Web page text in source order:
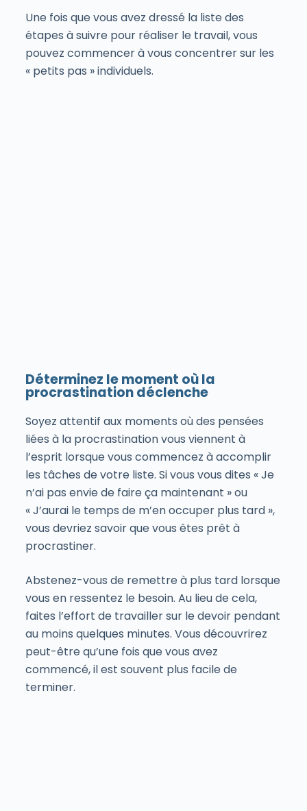
Une fois que vous avez dressé la liste des
étapes à suivre pour réaliser le travail, vous
pouvez commencer à vous concentrer sur les
« petits pas » individuels.
Déterminez le moment où la
procrastination déclenche
Soyez attentif aux moments où des pensées
liées à la procrastination vous viennent à
l’esprit lorsque vous commencez à accomplir
les tâches de votre liste. Si vous vous dites « Je
n’ai pas envie de faire ça maintenant » ou
« J’aurai le temps de m’en occuper plus tard »,
vous devriez savoir que vous êtes prêt à
procrastiner.
Abstenez-vous de remettre à plus tard lorsque
vous en ressentez le besoin. Au lieu de cela,
faites l’effort de travailler sur le devoir pendant
au moins quelques minutes. Vous découvrirez
peut-être qu’une fois que vous avez
commencé, il est souvent plus facile de
terminer.